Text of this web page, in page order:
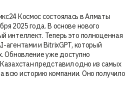
Космос состоялась в Алматы
2025 года. В основе нового
интеллект. Теперь это полноценная
агентами и BitrixGPT, который
Обновление уже доступно
представил одно из самых
всю историю компании. Оно получило